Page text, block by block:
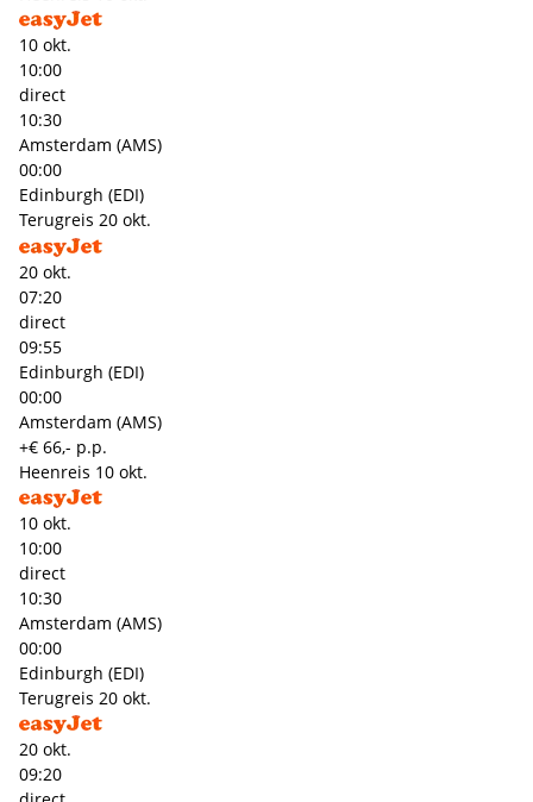
10 okt.
10:00
direct
10:30
Amsterdam (AMS)
00:00
Edinburgh (EDI)
Terugreis 20 okt.
20 okt.
07:20
direct
09:55
Edinburgh (EDI)
00:00
Amsterdam (AMS)
+€ 66,- p.p.
Heenreis 10 okt.
10 okt.
10:00
direct
10:30
Amsterdam (AMS)
00:00
Edinburgh (EDI)
Terugreis 20 okt.
20 okt.
09:20